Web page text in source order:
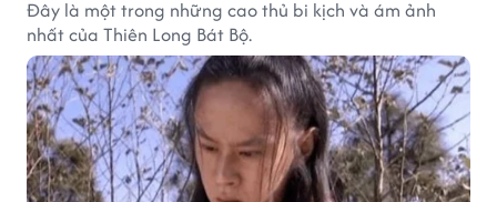
Đây là một trong những cao thủ bi kịch và ám ảnh
nhất của Thiên Long Bát Bộ.